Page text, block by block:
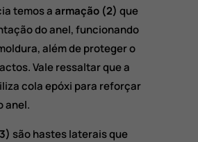
temos aarmação (2) que
do anel, funcionando
além de proteger o
Vale ressaltar que a
cola epóxi para reforçar
anel.
são hastes laterais que